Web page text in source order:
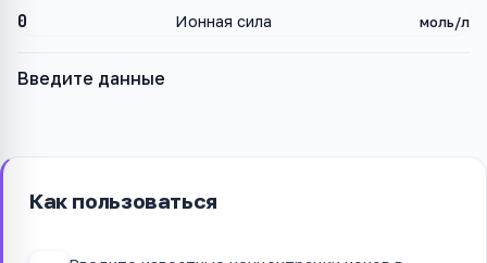
0 Ионная сила моль/л
Введите данные
Как пользоваться